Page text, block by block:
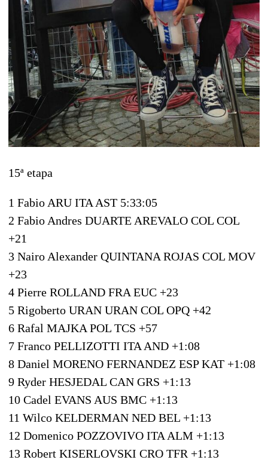
15ª etapa
1 Fabio ARU ITA AST 5:33:05
2 Fabio Andres DUARTE AREVALO COL COL
+21
3 Nairo Alexander QUINTANA ROJAS COL MOV
+23
4 Pierre ROLLAND FRA EUC +23
5 Rigoberto URAN URAN COL OPQ +42
6 Rafal MAJKA POL TCS +57
7 Franco PELLIZOTTI ITA AND +1:08
8 Daniel MORENO FERNANDEZ ESP KAT +1:08
9 Ryder HESJEDAL CAN GRS +1:13
10 Cadel EVANS AUS BMC +1:13
11 Wilco KELDERMAN NED BEL +1:13
12 Domenico POZZOVIVO ITA ALM +1:13
13 Robert KISERLOVSKI CRO TFR +1:13